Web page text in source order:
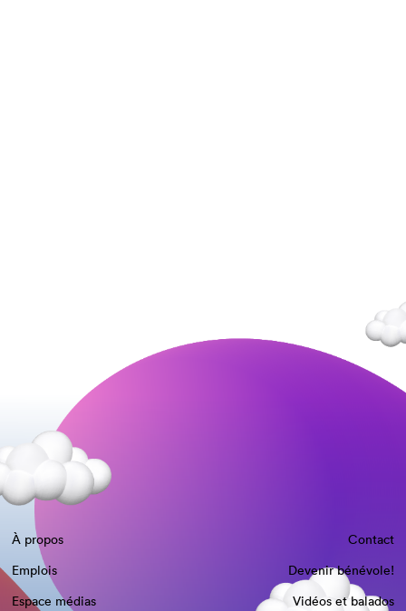
À propos
Contact
Emplois
Devenir bénévole!
Espace médias
Vidéos et balados